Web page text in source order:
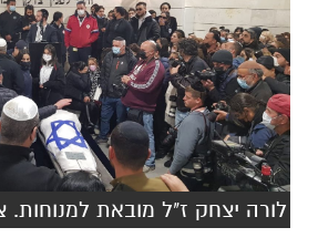
לורה יצחק ז"ל מובאת למנוחות.